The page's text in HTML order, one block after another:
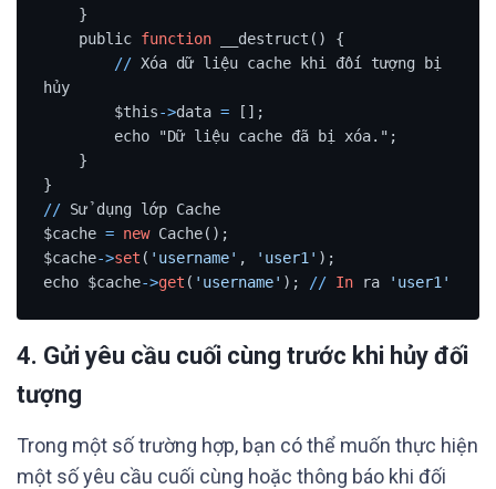
    public
function __destruct() {
// Xóa dữ liệu cache khi đối tượng bị
hủy
        $this
->data = [];
// Sử dụng lớp Cache
$cache = new Cache();
$cache->set ( 'username' , 'user1' );
echo $cache->get ( 'username' ); // In ra 'user1'
4. Gửi yêu cầu cuối cùng trước khi hủy đối
tượng
Trong một số trường hợp, bạn có thể muốn thực hiện
một số yêu cầu cuối cùng hoặc thông báo khi đối